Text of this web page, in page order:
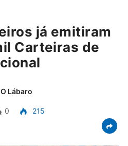
já emitiram
Carteiras de
O Lábaro
0
215